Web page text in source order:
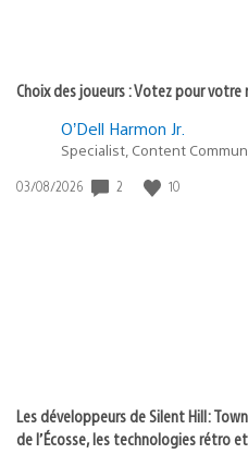
Choix des joueurs : Votez pour
O’Dell Harmon Jr.
Specialist, Content
Date
03/08/2026 2 10
Les développeurs de Silent Hill:
de l’Écosse, les technologies rétro